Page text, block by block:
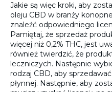
Jakie są więc kroki, aby
oleju CBD w branży
znaleźć odpowiedniego
Pamiętaj, że sprzedaż
więcej niż 0,2% THC, jest
również twierdzić, że
leczniczych. Następnie
rodzaj CBD, aby
płynnej. Następnie, aby